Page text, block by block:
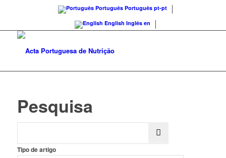
Português Português pt-pt
English Inglês en
Pesquisa
Tipo de artigo